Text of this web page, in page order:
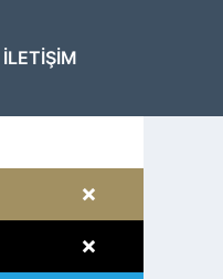
İLETIŞIM
×
×